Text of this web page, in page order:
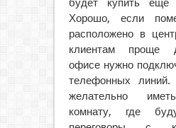
будет купить ещё
Хорошо, если
расположено в
клиентам проще
офисе нужно
телефонных
желательно
комнату, где